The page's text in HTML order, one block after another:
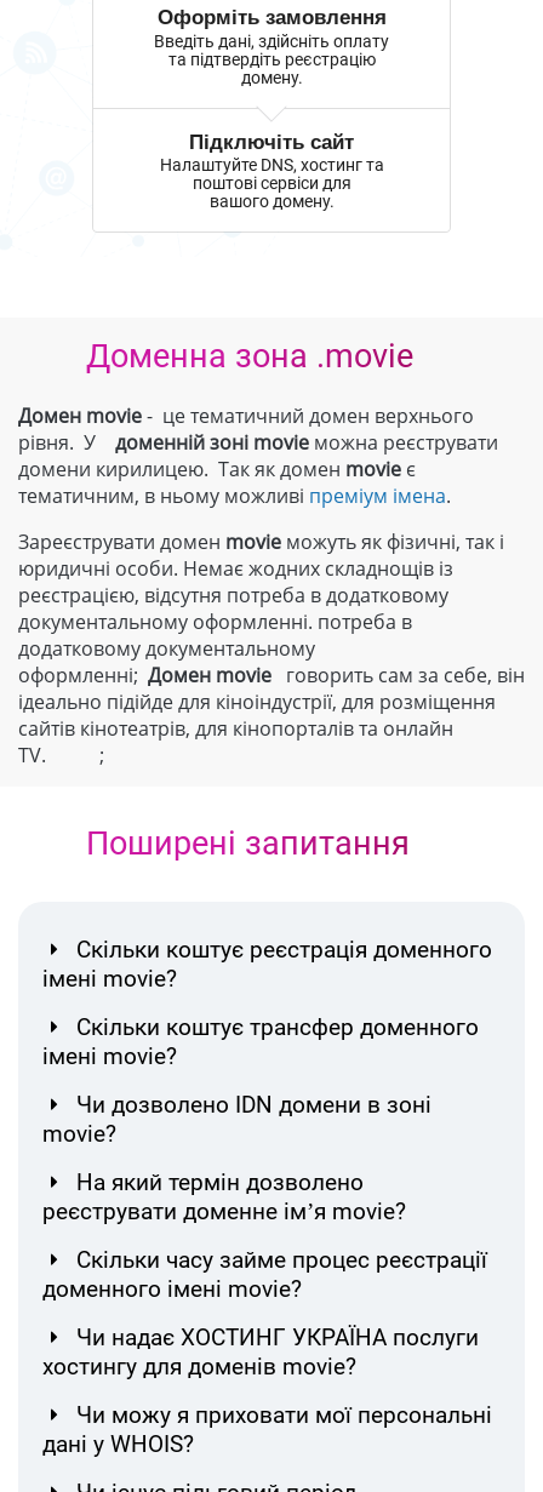
Оформіть замовлення
Введіть дані, здійсніть оплату
та підтвердіть реєстрацію
домену.
Підключіть сайт
Налаштуйте DNS, хостинг та
поштові сервіси для
вашого домену.
Доменна зона .movie
Домен movie- це тематичний домен верхнього
рівня. У доменній зоні movie можна реєструвати
домени кирилицею. Так як домен movie є
тематичним, в ньому можливі преміум імена.
Зареєструвати домен movie можуть як фізичні, так і
юридичні особи. Немає жодних складнощів із
реєстрацією, відсутня потреба в додатковому
документальному оформленні. потреба в
додатковому документальному
оформленні; Домен movie говорить сам за себе, він
ідеально підійде для кіноіндустрії, для розміщення
сайтів кінотеатрів, для кінопорталів та онлайн
ТV. ;
Поширені запитання
Скільки коштує реєстрація доменного
імені movie?
Скільки коштує трансфер доменного
імені movie?
Чи дозволено IDN домени в зоні
movie?
На який термін дозволено
реєструвати доменне ім’я movie?
Скільки часу займе процес реєстрації
доменного імені movie?
Чи надає ХОСТИНГ УКРАЇНА послуги
хостингу для доменів movie?
Чи можу я приховати мої персональні
дані у WHOIS?